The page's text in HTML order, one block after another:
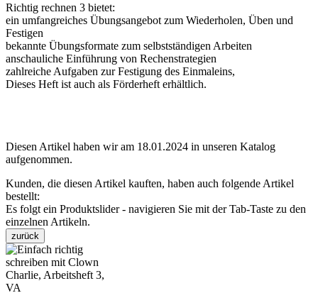
Richtig rechnen 3 bietet:
ein umfangreiches Übungsangebot zum Wiederholen, Üben und
Festigen
bekannte Übungsformate zum selbstständigen Arbeiten
anschauliche Einführung von Rechenstrategien
zahlreiche Aufgaben zur Festigung des Einmaleins,
Dieses Heft ist auch als Förderheft erhältlich.
Diesen Artikel haben wir am 18.01.2024 in unseren Katalog
aufgenommen.
Kunden, die diesen Artikel kauften, haben auch folgende Artikel
bestellt:
Es folgt ein Produktslider - navigieren Sie mit der Tab-Taste zu den
einzelnen Artikeln.
zurück